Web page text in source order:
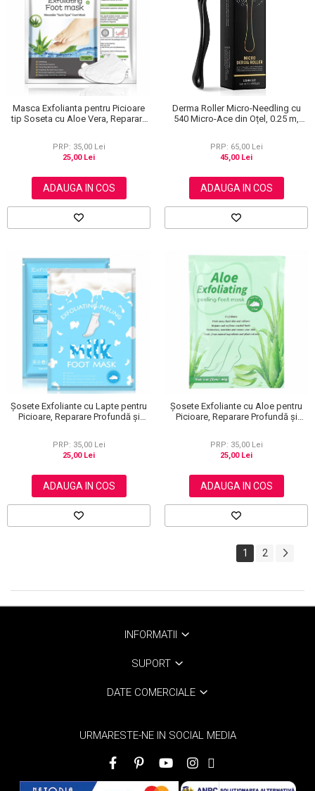
Masca Exfolianta pentru Picioare
tip Soseta cu Aloe Vera, Reparare
PRP: 35,00 Lei
25,00 Lei
ADAUGA IN COS
Derma Roller Micro-Needling cu
540 Micro-Ace din Oțel, 0.25 m,
PRP: 65,00 Lei
45,00 Lei
ADAUGA IN COS
Șosete Exfoliante cu Lapte pentru
Picioare, Reparare Profundă și
PRP: 35,00 Lei
25,00 Lei
ADAUGA IN COS
Șosete Exfoliante cu Aloe pentru
Picioare, Reparare Profundă și
PRP: 35,00 Lei
25,00 Lei
ADAUGA IN COS
1 2
INFORMATII
SUPORT
DATE COMERCIALE
URMARESTE-NE IN SOCIAL MEDIA